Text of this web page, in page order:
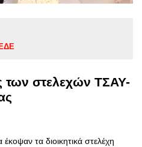
των στελεχών ΤΣΑΥ-
τα διοικητικά στελέχη